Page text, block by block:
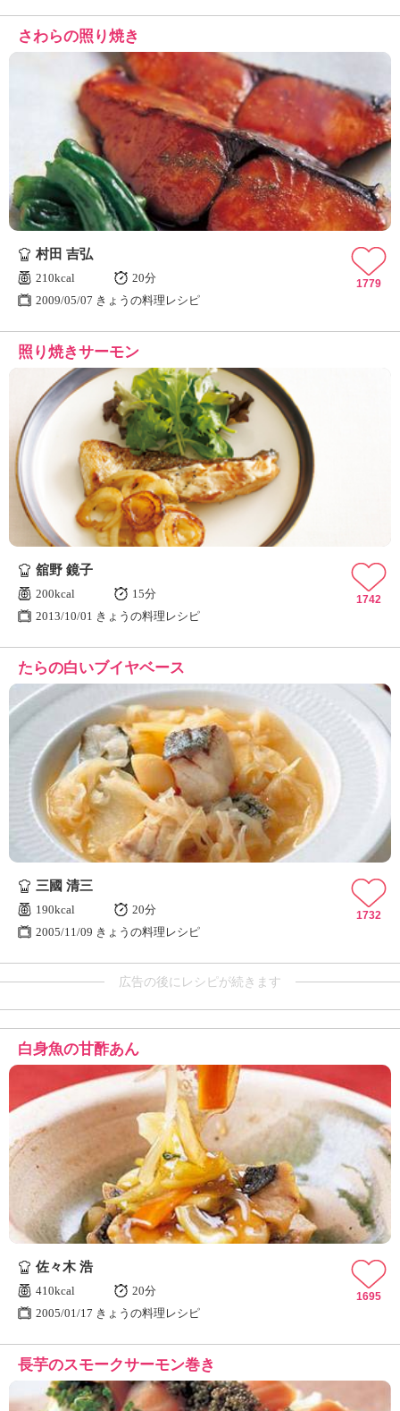
さわらの照り焼き
村田 吉弘
210kcal
20分
2009/05/07 きょうの料理レシピ
1779
照り焼きサーモン
舘野 鏡子
200kcal
15分
2013/10/01 きょうの料理レシピ
1742
たらの白いブイヤベース
三國 清三
190kcal
20分
2005/11/09 きょうの料理レシピ
1732
広告の後にレシピが続きます
白身魚の甘酢あん
佐々木 浩
410kcal
20分
2005/01/17 きょうの料理レシピ
1695
長芋のスモークサーモン巻き